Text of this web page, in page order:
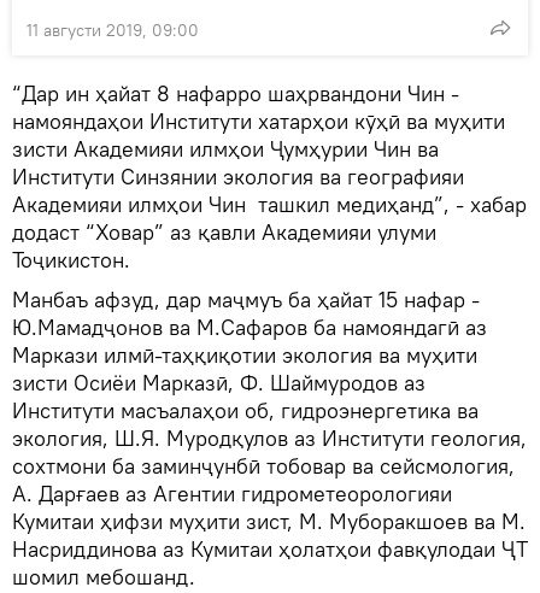
11 августи 2019, 09:00
“Дар ин ҳайат 8 нафарро шаҳрвандони Чин -
намояндаҳои Институти хатарҳои кӯҳӣ ва муҳити
зисти Академияи илмҳои Ҷумҳурии Чин ва
Институти Синзянии экология ва географияи
Академияи илмҳои Чин ташкил медиҳанд”, - хабар
додаст “Ховар” аз қавли Академияи улуми
Тоҷикистон.
Манбаъ афзуд, дар маҷмуъ ба ҳайат 15 нафар -
Ю.Мамадҷонов ва М.Сафаров ба намояндагӣ аз
Маркази илмӣ-таҳқиқотии экология ва муҳити
зисти Осиёи Марказӣ, Ф. Шаймуродов аз
Институти масъалаҳои об, гидроэнергетика ва
экология, Ш.Я. Муродқулов аз Институти геология,
сохтмони ба заминҷунбӣ тобовар ва сейсмология,
А. Дарғаев аз Агентии гидрометеорологияи
Кумитаи ҳифзи муҳити зист, М. Муборакшоев ва М.
Насриддинова аз Кумитаи ҳолатҳои фавқулодаи ҶТ
шомил мебошанд.